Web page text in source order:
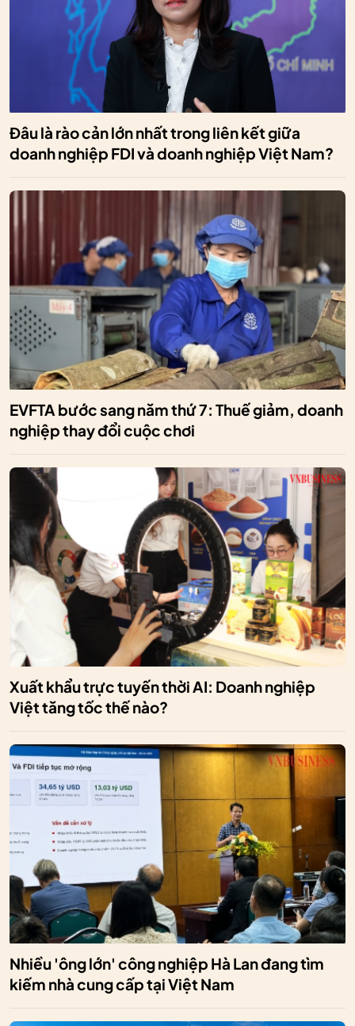
Đâu là rào cản lớn nhất trong liên kết giữa
doanh nghiệp FDI và doanh nghiệp Việt Nam?
EVFTA bước sang năm thứ 7: Thuế giảm, doanh
nghiệp thay đổi cuộc chơi
Xuất khẩu trực tuyến thời AI: Doanh nghiệp
Việt tăng tốc thế nào?
Nhiều 'ông lớn' công nghiệp Hà Lan đang tìm
kiếm nhà cung cấp tại Việt Nam